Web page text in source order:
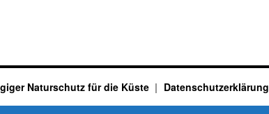
Naturschutz für die Küste Datenschutzerklärung